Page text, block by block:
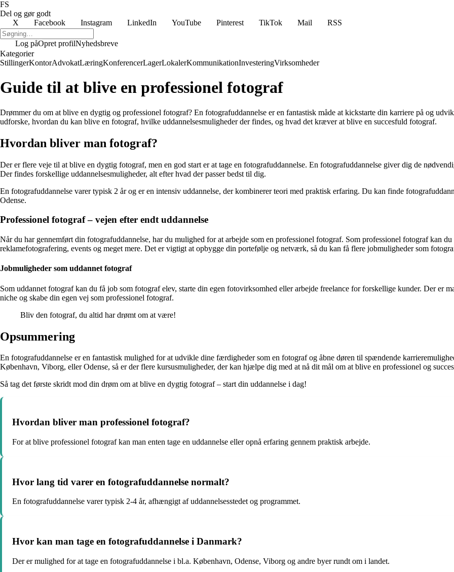
FS
Del og gør godt
X
Facebook Instagram LinkedIn YouTube Pinterest TikTok Mail RSS
Log påOpret profilNyhedsbreve
Kategorier
StillingerKontorAdvokatLæringKonferencerLagerLokalerKommunikationInvesteringVirksomheder
Guide til at blive en professionel fotograf
Drømmer du om at blive en dygtig og professionel fotograf? En fotografuddannelse er en fantastisk måde at kickstarte din karriere på og
udforske, hvordan du kan blive en fotograf, hvilke uddannelsesmuligheder der findes, og hvad det kræver at blive en succesfuld fotograf.
Hvordan bliver man fotograf?
Der er flere veje til at blive en dygtig fotograf, men en god start er at tage en fotografuddannelse. En fotografuddannelse giver dig de
Der findes forskellige uddannelsesmuligheder, alt efter hvad der passer bedst til dig.
En fotografuddannelse varer typisk 2 år og er en intensiv uddannelse, der kombinerer teori med praktisk erfaring. Du kan finde
Odense.
Professionel fotograf – vejen efter endt uddannelse
Når du har gennemført din fotografuddannelse, har du mulighed for at arbejde som en professionel fotograf. Som professionel fotograf kan
reklamefotografering, events og meget mere. Det er vigtigt at opbygge din portefølje og netværk, så du kan få flere jobmuligheder som
Jobmuligheder som uddannet fotograf
Som uddannet fotograf kan du få job som fotograf elev, starte din egen fotovirksomhed eller arbejde freelance for forskellige kunder. Der er
niche og skabe din egen vej som professionel fotograf.
Bliv den fotograf, du altid har drømt om at være!
Opsummering
En fotografuddannelse er en fantastisk mulighed for at udvikle dine færdigheder som en fotograf og åbne døren til spændende
København, Viborg, eller Odense, så er der flere kursusmuligheder, der kan hjælpe dig med at nå dit mål om at blive en professionel og
Så tag det første skridt mod din drøm om at blive en dygtig fotograf – start din uddannelse i dag!
Hvordan bliver man professionel fotograf?
For at blive professionel fotograf kan man enten tage en uddannelse eller opnå erfaring gennem praktisk arbejde.
Hvor lang tid varer en fotografuddannelse normalt?
En fotografuddannelse varer typisk 2-4 år, afhængigt af uddannelsesstedet og programmet.
Hvor kan man tage en fotografuddannelse i Danmark?
Der er mulighed for at tage en fotografuddannelse i bl.a. København, Odense, Viborg og andre byer rundt om i landet.